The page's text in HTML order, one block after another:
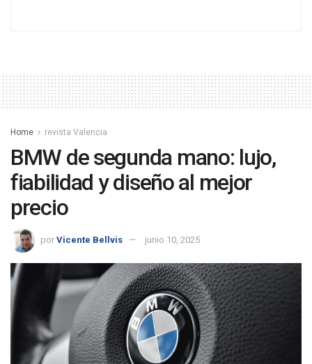
Home revista Valencia
BMW de segunda mano: lujo,
fiabilidad y diseño al mejor
precio
por Vicente Bellvis junio 10, 2025